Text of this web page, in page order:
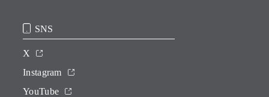
SNS
X
Instagram
YouTube